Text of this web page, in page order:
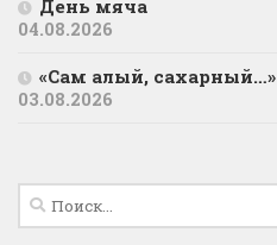
День мяча
04.08.2026
«Сам алый, сахарный…»
03.08.2026
Найти: